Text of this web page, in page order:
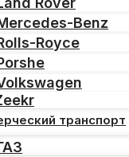
Benz
Royce
транспорт